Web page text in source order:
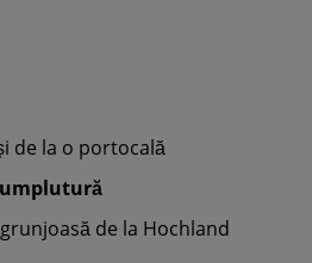
de la o portocală
de la Hochland